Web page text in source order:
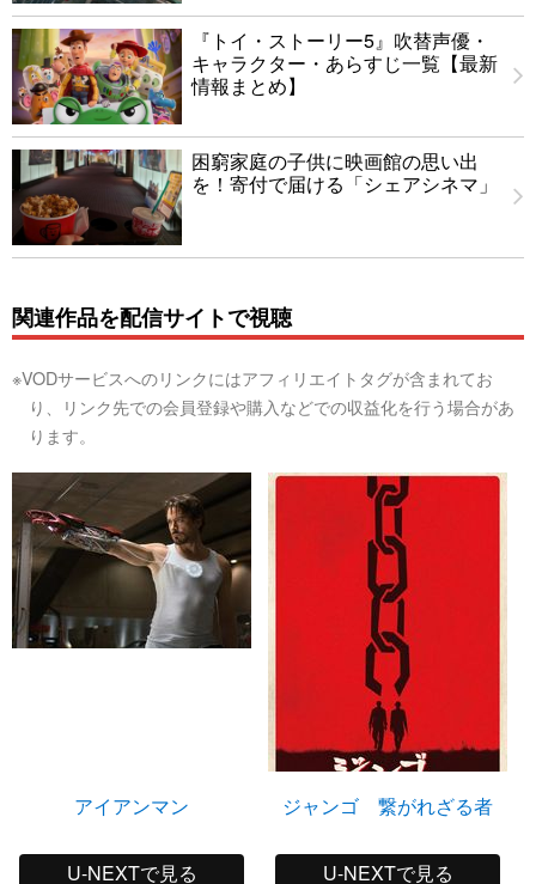
『トイ・ストーリー5』吹替声優・
キャラクター・あらすじ一覧【最新
情報まとめ】
困窮家庭の子供に映画館の思い出
を！寄付で届ける「シェアシネマ」
関連作品を配信サイトで視聴
※VODサービスへのリンクにはアフィリエイトタグが含まれてお
り、リンク先での会員登録や購入などでの収益化を行う場合があ
ります。
アイアンマン
U-NEXTで見る
ジャンゴ 繋がれざる者
U-NEXTで見る